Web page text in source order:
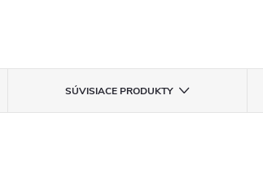
SÚVISIACE PRODUKTY